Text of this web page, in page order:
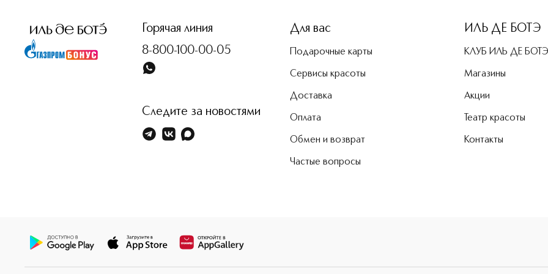
Горячая линия
8-800-100-00-05
Следите за новостями
Для вас
Подарочные карты
Сервисы красоты
Доставка
Оплата
Обмен и возврат
Частые вопросы
ИЛЬ ДЕ БОТЭ
КЛУБ ИЛЬ ДЕ БОТЭ
Магазины
Акции
Театр красоты
Контакты